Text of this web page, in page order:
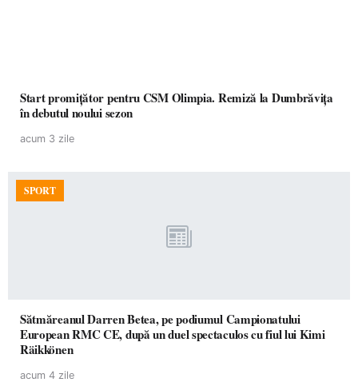
Start promițător pentru CSM Olimpia. Remiză la Dumbrăvița
în debutul noului sezon
acum 3 zile
SPORT
Sătmăreanul Darren Betea, pe podiumul Campionatului
European RMC CE, după un duel spectaculos cu fiul lui Kimi
Räikkönen
acum 4 zile